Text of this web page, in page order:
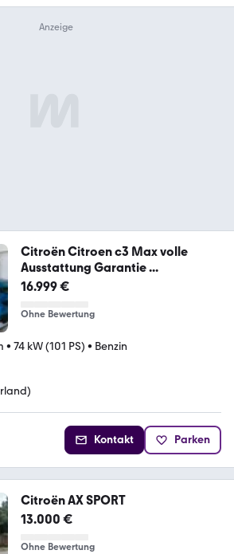
Citroën Citroen c3 Max volle
Ausstattung Garantie ...
16.999 €
Ohne Bewertung
• 74 kW (101 PS) • Benzin
Kontakt Parken
Citroën AX SPORT
13.000 €
Ohne Bewertung